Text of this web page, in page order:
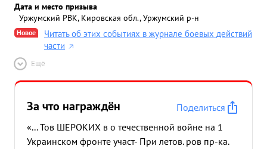
Дата и место призыва
Уржумский РВК, Кировская обл., Уржумский р-н
Новое
Читать об этих событиях в журнале боевых действий
части
Ещё
За что награждён
Поделиться
«... Тов ШЕРОКИХ в о течественной войне на 1
Украинском фронте участ- При летов. ров пр-ка.